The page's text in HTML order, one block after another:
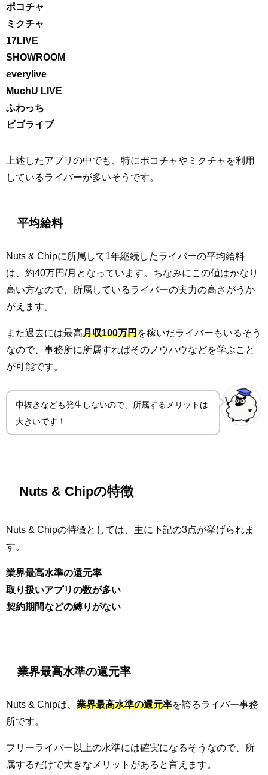
ポコチャ
ミクチャ
17LIVE
SHOWROOM
everylive
MuchU LIVE
ふわっち
ビゴライブ
上述したアプリの中でも、特にポコチャやミクチャを利用
しているライバーが多いそうです。
平均給料
Nuts & Chipに所属して1年継続したライバーの平均給料
は、約40万円/月となっています。ちなみにこの値はかなり
高い方なので、所属しているライバーの実力の高さがうか
がえます。
また過去には最高月収100万円を稼いだライバーもいるそう
なので、事務所に所属すればそのノウハウなどを学ぶこと
が可能です。
中抜きなども発生しないので、所属するメリットは
大きいです！
Nuts & Chipの特徴
Nuts & Chipの特徴としては、主に下記の3点が挙げられま
す。
業界最高水準の還元率
取り扱いアプリの数が多い
契約期間などの縛りがない
業界最高水準の還元率
Nuts & Chipは、 業界最高水準の還元率を誇るライバー事務
所です。
フリーライバー以上の水準には確実になるそうなので、所
属するだけで大きなメリットがあると言えます。